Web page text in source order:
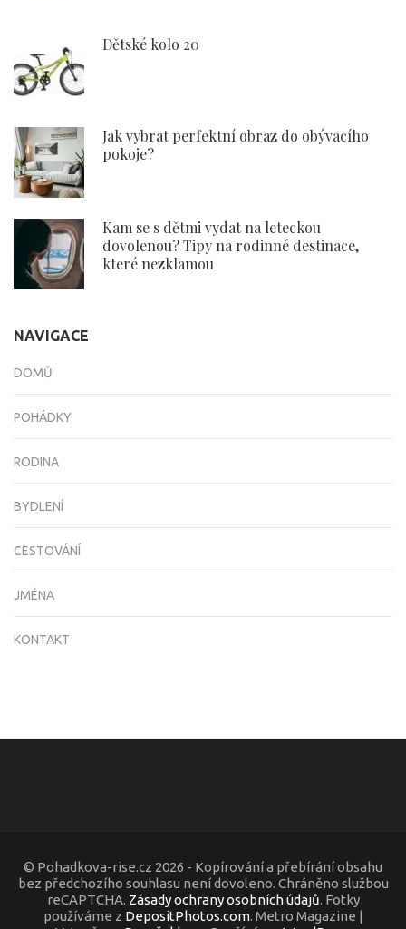
Dětské kolo 20
Jak vybrat perfektní obraz do obývacího
pokoje?
Kam se s dětmi vydat na leteckou
dovolenou? Tipy na rodinné destinace,
které nezklamou
NAVIGACE
DOMŮ
POHÁDKY
RODINA
BYDLENÍ
CESTOVÁNÍ
JMÉNA
KONTAKT
© Pohadkova-rise.cz 2026 - Kopírování a přebírání obsahu
bez předchozího souhlasu není dovoleno. Chráněno službou
reCAPTCHA. Zásady ochrany osobních údajů. Fotky
používáme z DepositPhotos.com. Metro Magazine |